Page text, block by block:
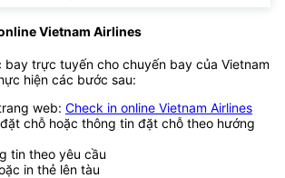
Vietnam Airlines
bay trực tuyến cho chuyến bay của Vietnam
hiện các bước sau:
web: Check in online Vietnam Airlines
chỗ hoặc thông tin đặt chỗ theo hướng
tin theo yêu cầu
in thẻ lên tàu